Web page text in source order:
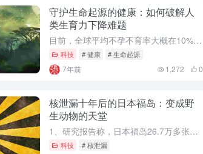
守护生命起源的健康：如何破解人
类生育力下降难题
目前，全球平均不孕不育率大概在10% -15%左右，我国约为15%。中国不孕夫妇约为1200-1500万对，自然妊娠人群流产率高达10%。另外，我国婴儿出生缺陷率为5.6%，每年新增约90万例患儿。 ...
科技 # 健康 # 生命起源
7年前 1,272 0
核泄漏十年后的日本福岛：变成野
生动物的天堂
1、研究报告称，日本福岛26.7万多张野生动物照片记录了20余种动物，包括：野猪、日本野兔、猕猴、野鸡、狐狸、浣熊等。 新浪科技讯 北京时间1月8日消息，据国外媒体报道，美国佐治亚大学最新研究称，日...
科技 # 核泄漏